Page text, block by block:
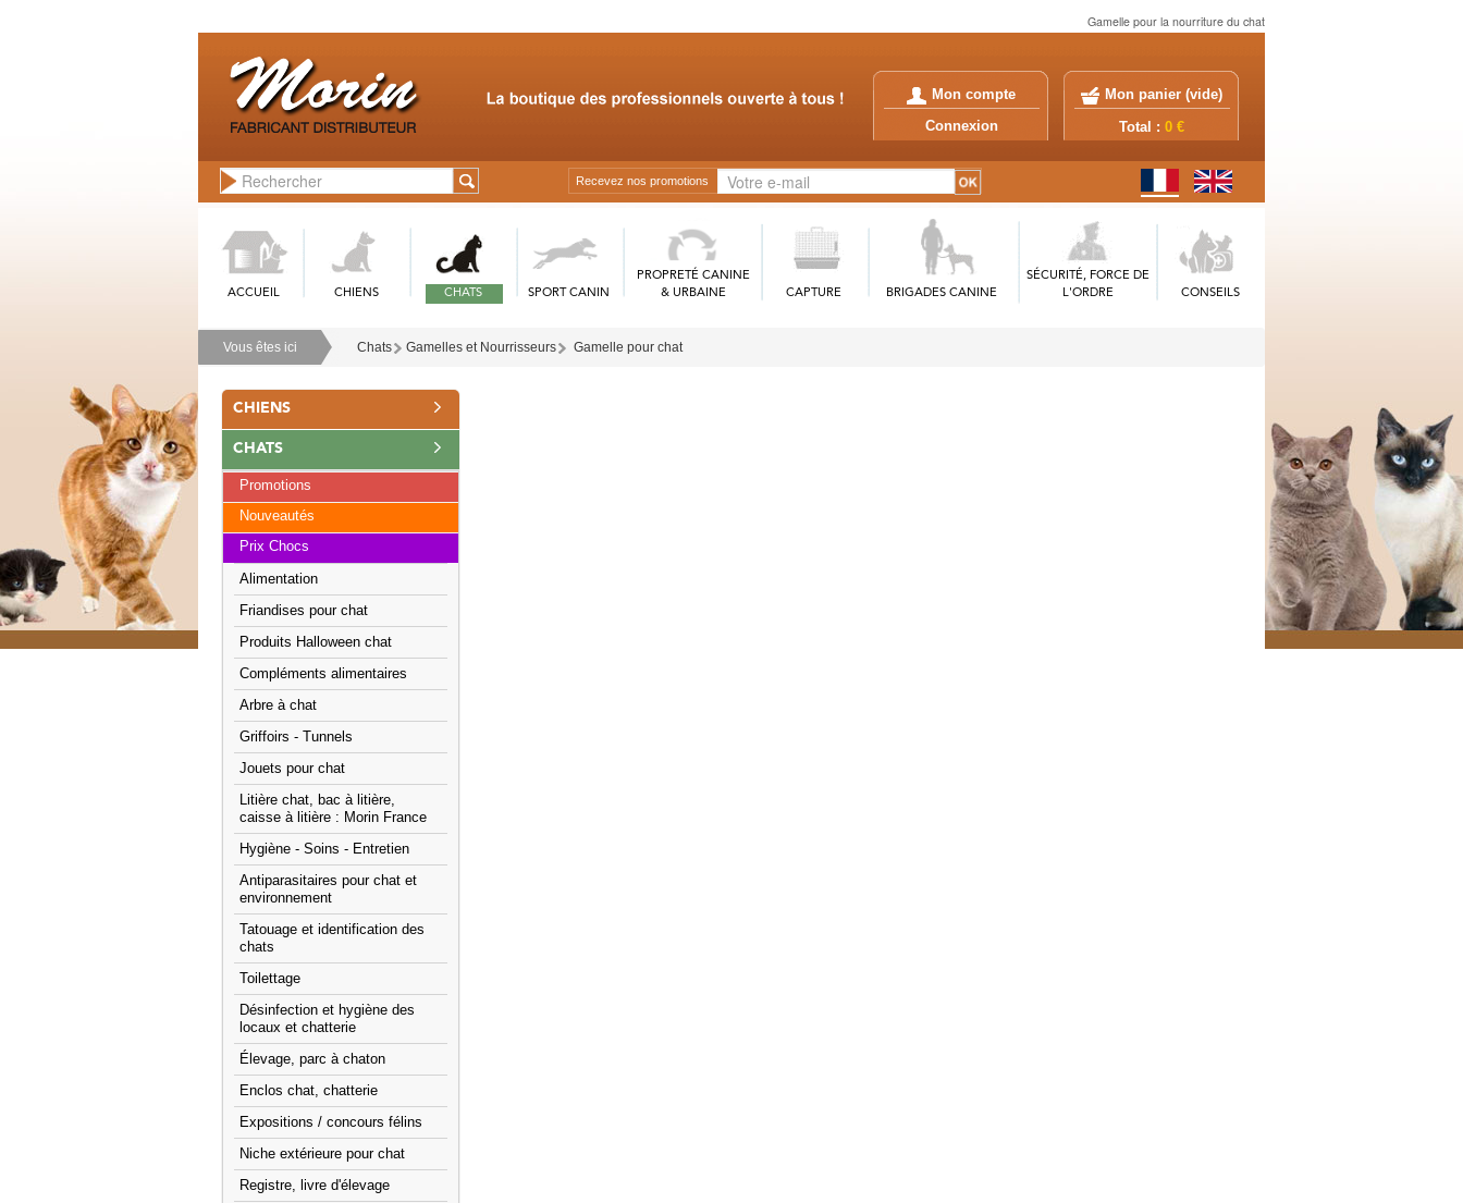
Gamelle pour la nourriture du chat
Mon compte
Connexion
Mon panier (vide)
Total : 0 €
Recevez nos promotions
ACCUEIL CHIENS CHATS SPORT CANIN
PROPRETÉ CANINE
& URBAINE
CAPTURE BRIGADES CANINE
SÉCURITÉ, FORCE DE
L'ORDRE
CONSEILS
Vous êtes ici Chats Gamelles et Nourrisseurs Gamelle pour chat
CHIENS
CHATS
Promotions
Nouveautés
Prix Chocs
Alimentation
Friandises pour chat
Produits Halloween chat
Compléments alimentaires
Arbre à chat
Griffoirs - Tunnels
Jouets pour chat
Litière chat, bac à litière,
caisse à litière : Morin France
Hygiène - Soins - Entretien
Antiparasitaires pour chat et
environnement
Tatouage et identification des
chats
Toilettage
Désinfection et hygiène des
locaux et chatterie
Élevage, parc à chaton
Enclos chat, chatterie
Expositions / concours félins
Niche extérieure pour chat
Registre, livre d'élevage